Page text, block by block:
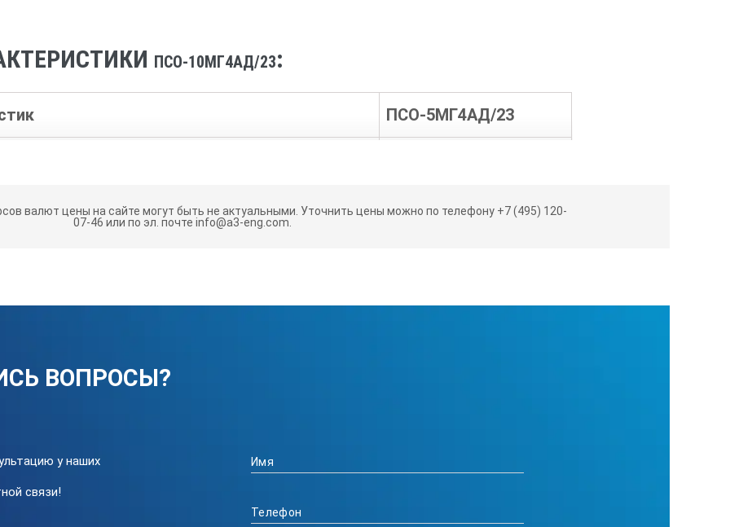
ПСО-10МГ4АД/23:
ПСО-5МГ4АД/23
кН/с от 0,02 до 0,2
валют цены на сайте могут быть не актуальными. Уточнить цены можно по телефону +7 (495) 120-
07-46 или по эл. почте info@a3-eng.com.
ВОПРОСЫ?
у наших
связи!